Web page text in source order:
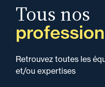
Tous nos
Retrouvez toutes les
et/ou expertises